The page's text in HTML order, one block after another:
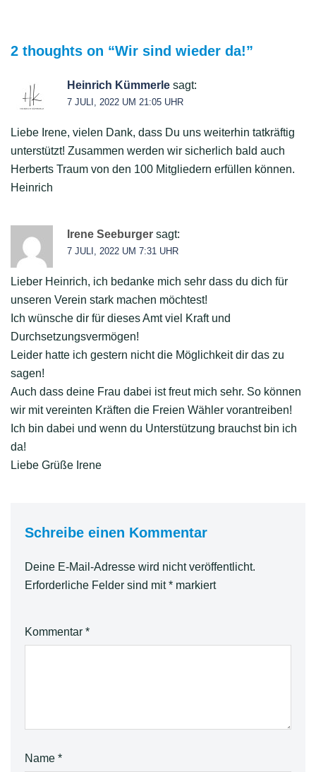
2 thoughts on “Wir sind wieder da!”
Heinrich Kümmerle sagt:
7 JULI, 2022 UM 21:05 UHR
Liebe Irene, vielen Dank, dass Du uns weiterhin tatkräftig
unterstützt! Zusammen werden wir sicherlich bald auch
Herberts Traum von den 100 Mitgliedern erfüllen können.
Heinrich
Irene Seeburger sagt:
7 JULI, 2022 UM 7:31 UHR
Lieber Heinrich, ich bedanke mich sehr dass du dich für
unseren Verein stark machen möchtest!
Ich wünsche dir für dieses Amt viel Kraft und
Durchsetzungsvermögen!
Leider hatte ich gestern nicht die Möglichkeit dir das zu
sagen!
Auch dass deine Frau dabei ist freut mich sehr. So können
wir mit vereinten Kräften die Freien Wähler vorantreiben!
Ich bin dabei und wenn du Unterstützung brauchst bin ich
da!
Liebe Grüße Irene
Schreibe einen Kommentar
Deine E-Mail-Adresse wird nicht veröffentlicht.
Erforderliche Felder sind mit* markiert
Kommentar *
Name *